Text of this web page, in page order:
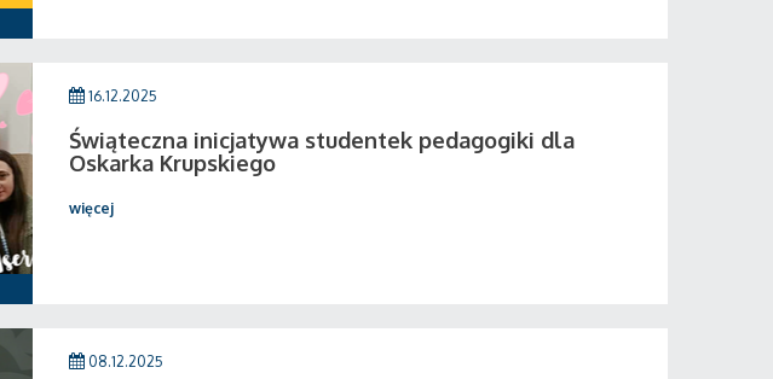
16.12.2025
Świąteczna inicjatywa studentek pedagogiki dla
Oskarka Krupskiego
więcej
08.12.2025